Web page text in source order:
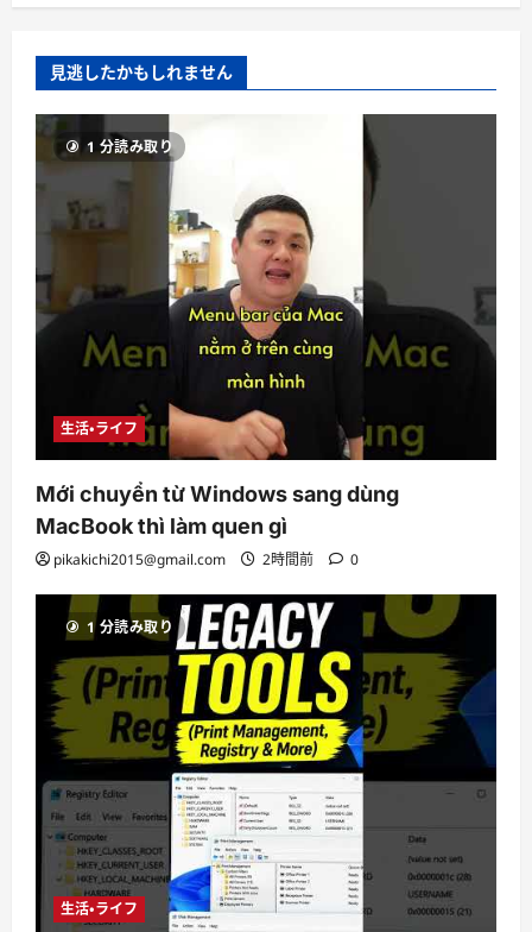
見逃したかもしれません
1 分読み取り
生活・ライフ
Mới chuyển từ Windows sang dùng
MacBook thì làm quen gì
pikakichi2015@gmail.com 2時間前 0
1 分読み取り
生活・ライフ